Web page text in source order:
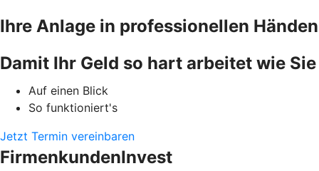
Ihre Anlage in professionellen Händen
Damit Ihr Geld so hart arbeitet wie Sie
Auf einen Blick
So funktioniert's
Jetzt Termin vereinbaren
FirmenkundenInvest